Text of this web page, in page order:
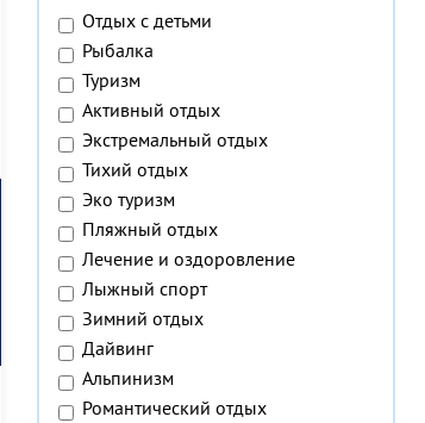
Отдых с детьми
Рыбалка
Туризм
Активный отдых
Экстремальный отдых
Тихий отдых
Эко туризм
Пляжный отдых
Лечение и оздоровление
Лыжный спорт
Зимний отдых
Дайвинг
Альпинизм
Романтический отдых